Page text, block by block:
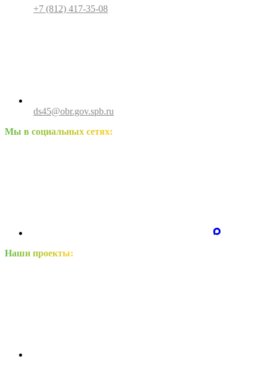
+7 (812) 417-35-08
ds45@obr.gov.spb.ru
Мы в социальных сетях:
Наши проекты: